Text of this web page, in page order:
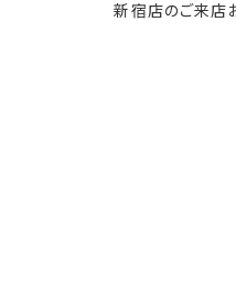
新宿店のご来店